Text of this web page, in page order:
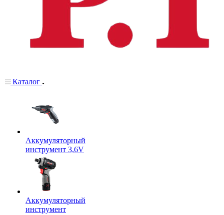
Каталог
Аккумуляторный
инструмент 3,6V
Аккумуляторный
инструмент